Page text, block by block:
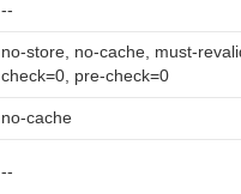
--
no-store, no-cache, must-
check=0, pre-check=0
no-cache
--